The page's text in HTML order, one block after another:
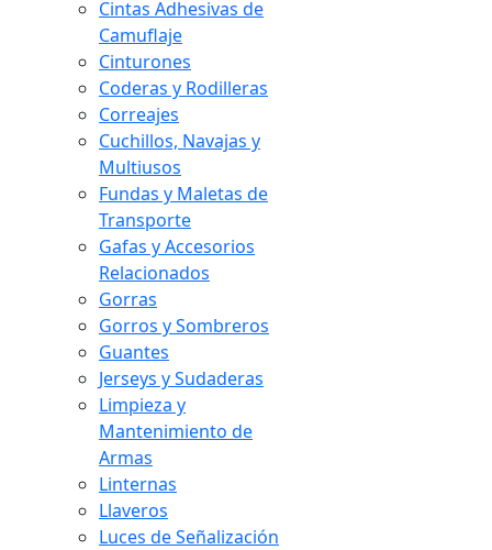
Cintas Adhesivas de
Camuflaje
Cinturones
Coderas y Rodilleras
Correajes
Cuchillos, Navajas y
Multiusos
Fundas y Maletas de
Transporte
Gafas y Accesorios
Relacionados
Gorras
Gorros y Sombreros
Guantes
Jerseys y Sudaderas
Limpieza y
Mantenimiento de
Armas
Linternas
Llaveros
Luces de Señalización